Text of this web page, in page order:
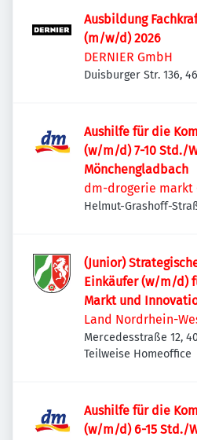
Ausbildung
(m/w/d) 2026
DERNIER GmbH
Duisburger Str. 136,
Aushilfe für die
(w/m/d) 7-10 Std./
Mönchengladbach
dm-drogerie markt
Helmut-Grashoff-
(Junior)
Einkäufer (w/m/d)
Markt und
Land Nordrhein-
Mercedesstraße 12,
Deutschland
Teilweise Homeoffice
Aushilfe für die
(w/m/d) 6-15 Std./